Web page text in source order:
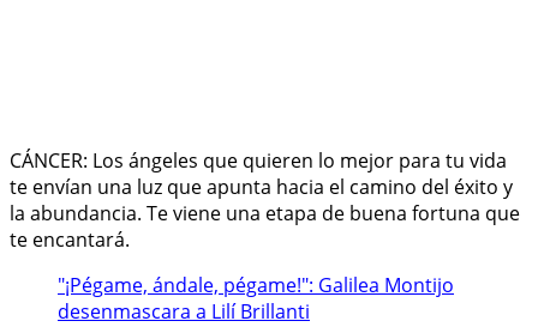
CÁNCER: Los ángeles que quieren lo mejor para tu vida
te envían una luz que apunta hacia el camino del éxito y
la abundancia. Te viene una etapa de buena fortuna que
te encantará.
"¡Pégame, ándale, pégame!": Galilea Montijo
desenmascara a Lilí Brillanti